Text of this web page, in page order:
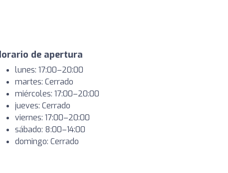
de apertura
lunes: 17:00–20:00
martes: Cerrado
miércoles: 17:00–20:00
jueves: Cerrado
viernes: 17:00–20:00
sábado: 8:00–14:00
domingo: Cerrado